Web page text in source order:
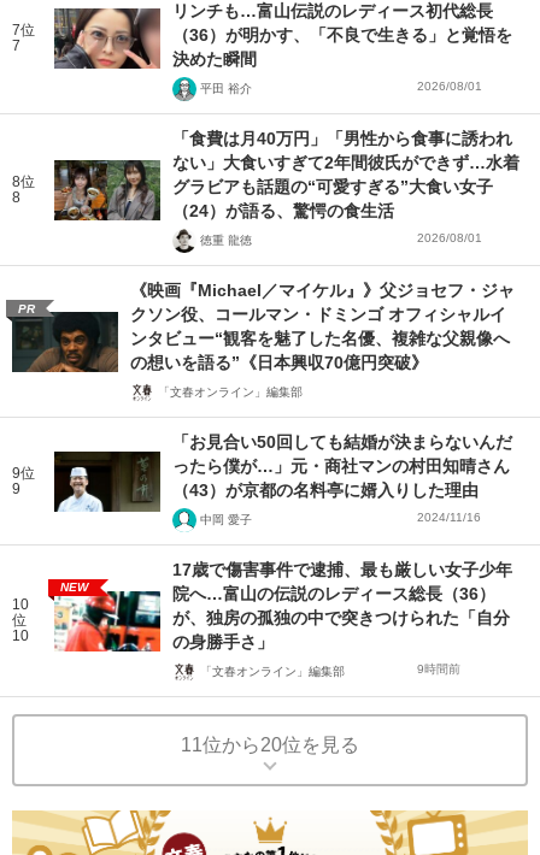
7位
7
リンチも…富山伝説のレディース初代総長
（36）が明かす、「不良で生きる」と覚悟を
決めた瞬間
平田 裕介 2026/08/01
8位
8
「食費は月40万円」「男性から食事に誘われ
ない」大食いすぎて2年間彼氏ができず…水着
グラビアも話題の“可愛すぎる”大食い女子
（24）が語る、驚愕の食生活
徳重 龍徳 2026/08/01
PR
《映画『Michael／マイケル』》父ジョセフ・ジャ
クソン役、コールマン・ドミンゴ オフィシャルイ
ンタビュー“観客を魅了した名優、複雑な父親像へ
の想いを語る”《日本興収70億円突破》
「文春オンライン」編集部
9位
9
「お見合い50回しても結婚が決まらないんだ
ったら僕が…」元・商社マンの村田知晴さん
（43）が京都の名料亭に婿入りした理由
中岡 愛子 2024/11/16
10
位
10
NEW
17歳で傷害事件で逮捕、最も厳しい女子少年
院へ…富山の伝説のレディース総長（36）
が、独房の孤独の中で突きつけられた「自分
の身勝手さ」
「文春オンライン」編集部 9時間前
11位から20位を見る